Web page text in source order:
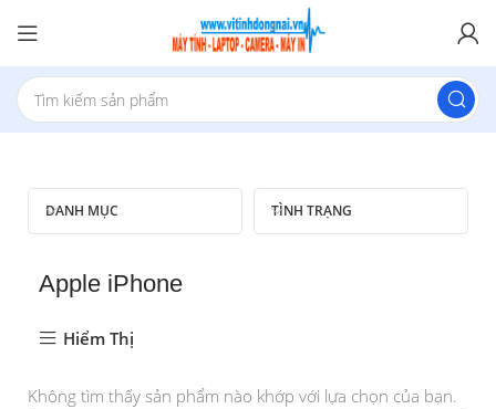
DANH MỤC TÌNH TRẠNG
Apple iPhone
Hiểm Thị
Không tìm thấy sản phẩm nào khớp với lựa chọn của bạn.